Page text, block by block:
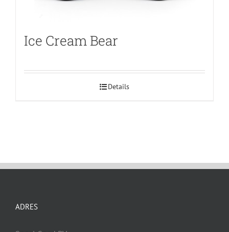
Ice Cream Bear
Details
ADRES